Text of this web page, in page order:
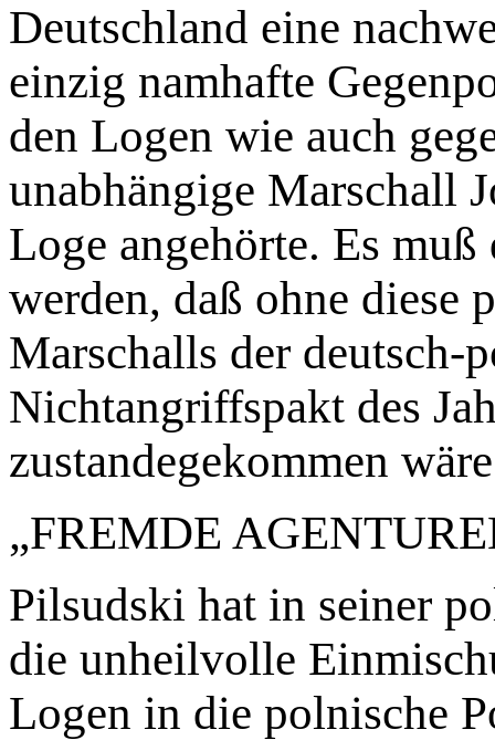
Deutschland eine
einzig namhafte
den Logen wie auch
unabhängige Marschall
Loge angehörte. Es
werden, daß ohne diese
Marschalls der deutsch-
Nichtangriffspakt des
zustandegekommen
„FREMDE
Pilsudski hat in seiner
die unheilvolle
Logen in die polnische